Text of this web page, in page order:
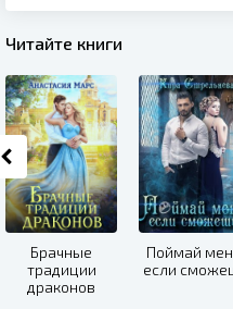
Читайте книги
Брачные
традиции
драконов
Поймай
если